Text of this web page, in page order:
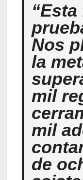
“Esta
Nos
la
mil
mil
de